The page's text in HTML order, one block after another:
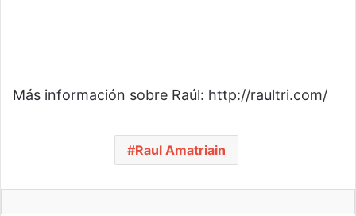
Más información sobre Raúl: http://raultri.com/
Raul Amatriain